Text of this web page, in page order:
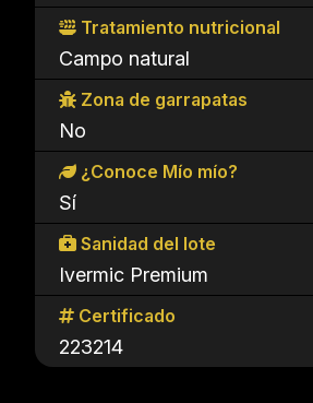
Tratamiento nutricional
Campo natural
Zona de garrapatas
No
¿Conoce Mío mío?
Sí
Sanidad del lote
Ivermic Premium
Certificado
223214